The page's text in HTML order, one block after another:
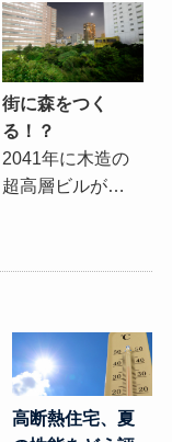
街に森をつく
る！？
2041年に木造の
超高層ビルが…
高断熱住宅、夏